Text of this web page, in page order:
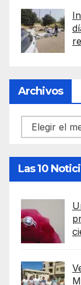
Archivos
Archivos
Las 10